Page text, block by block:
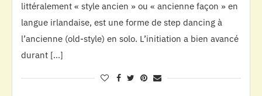
littéralement « style ancien » ou « ancienne façon » en
langue irlandaise, est une forme de step dancing à
l’ancienne (old-style) en solo. L’initiation a bien avancé
durant […]